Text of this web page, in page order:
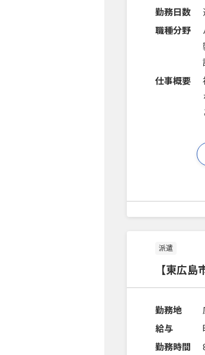
勤務日数
職種分野
仕事概要
派遣
【東広
勤務地
給与
勤務時間